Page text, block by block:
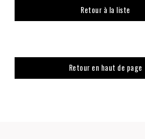
Retour à la liste
Retour en haut de page